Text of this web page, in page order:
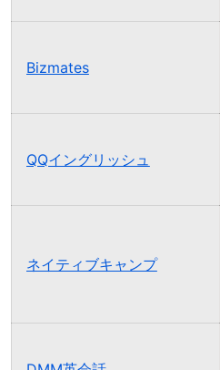
Bizmates
QQイングリッシュ
ネイティブキャンプ